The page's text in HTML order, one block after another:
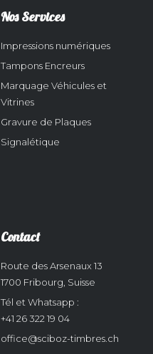
Nos Services
Impressions numériques
Tampons Encreurs
Marquage Véhicules et
Vitrines
Gravure de Plaques
Signalétique
Contact
Route des Arsenaux 13
1700 Fribourg, Suisse
Tél et Whatsapp :
+41 26 322 19 04
office@sciboz-timbres.ch